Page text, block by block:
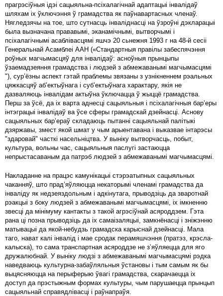
прагрэсіўныя ідэі сацыяльна-псіхалагічнай адаптацыі інвалідаў
шляхам іх ўключэння ў грамадства як паўнавартасных членаў.
Нягледзячы на ​​тое, што сутнасць інваліднасці на ўзроўні дэкларацыі
была вызначана прававымі, эканамічнымі, вытворчымі і
псіхалагічнымі асаблівасцямі яшчэ 20 сьнежня 1993 г ​​на 48-й сесіі
Генеральнай Асамблеі ААН («Стандартныя правілы забеспячэння
роўных магчымасцяў для інвалідаў: асноўныя прынцыпы
ўзаемадзеяння грамадства і людзей з абмежаванымі магчымасцямі
"), сур’ёзны аспект гэтай праблемы звязаны з узнікненнем рэальных
цяжкасцяў аб’ектыўнага і суб’ектыўнага характару, якія не
дазваляюць інвалідам актыўна ўключацца ў жыццё грамадства.
Перш за ўсё, да іх варта аднесці сацыяльныя і псіхалагічныя бар’еры
інтэграцыі інвалідаў ва ўсе сферы грамадскай дзейнасці. Аснову
сацыяльных бар’ераў складаюць пытанні сацыяльнай палітыкі
дзяржавы, змест якой шмат у чым арыентавана і выказвае інтарэсы
"здаровай" часткі насельніцтва. У выніку вытворчасць, побыт,
культура, вольны час, сацыяльныя паслугі застаюцца
непрыстасаваным да патрэб людзей з абмежаванымі магчымасцямі.
Накладанне на працэс камунікацыі стэрэатыпных сацыяльных
чаканняў, што прад’яўляюцца некаторымі членамі грамадства да
інваліду як недзеяздольным і адкінутага, прыводзіць да зваротнай
рэакцыі з боку людзей з абмежаванымі магчымасцямі, іх імкненню
звесці да мінімуму кантакты з такой агрэсіўнай асяроддзем. Гэта
рана ці позна прыводзіць да іх самаізаляцыі, замкнёнасці і зніжэнню
матывацыі да якой-небудзь грамадска карыснай дзейнасці. Мала
таго, нават калі інвалід і мае сродак перамяшчэння (пратэз, крэсла-
калыска), то сама транспартная асяроддзе не з’яўляецца для яго
дружалюбнай. У выніку людзі з абмежаванымі магчымасцямі рэдка
наведваюць культурна-забаўляльныя ўстановы і тым самым як бы
выцясняюцца на перыферыю ўвагі грамадства, скарачаецца іх
доступ да прэстыжным формах культуры, чым парушаецца прынцып
сацыяльнай справядлівасці і раўнапраўя.